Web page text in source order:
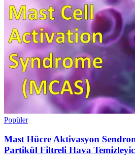
Popüler
Mast Hücre Aktivasyon
Partikül Filtreli Hava